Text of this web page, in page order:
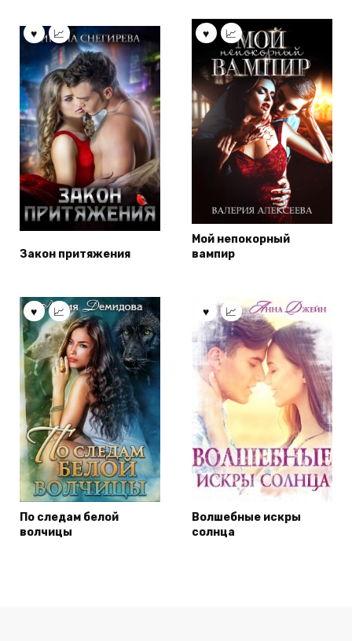
Закон притяжения
Мой непокорный
вампир
По следам белой
волчицы
Волшебные искры
солнца